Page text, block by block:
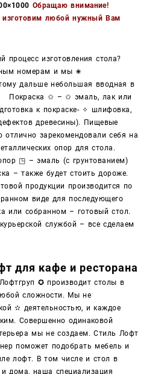
Обращаю внимание!
изготовим любой нужный Вам
процесс изготовления стола?
номерам и мы ✬
дальше небольшая вводная в
Покраска ✩ – ✩ эмаль, лак или
к покраске- ✧ шлифовка,
древесины). Пищевые
отлично зарекомендовали себя на
опор для стола.
◳ – эмаль (с грунтованием)
– также будет стоить дороже.
продукции производится по
виде для последующего
или собранном – готовый стол.
службой – все сделаем
для кафе и ресторана
✪ производит столы в
сложности. Мы не
✫ деятельностью, и каждое
Совершенно одинаковой
мы не создаем. Стиль Лофт
поможет подобрать мебель и
лофт. В том числе и стол в
дома, наша специализация